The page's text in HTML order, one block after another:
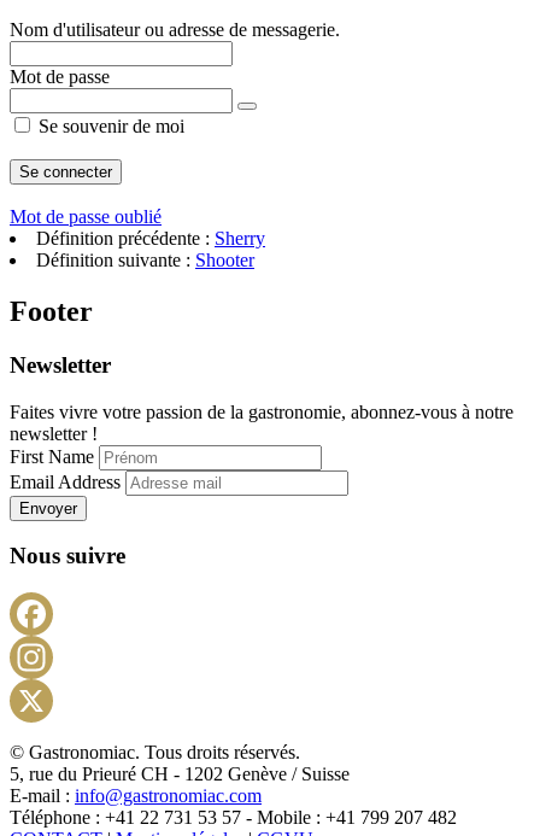
Nom d'utilisateur ou adresse de messagerie.
Mot de passe
Se souvenir de moi
Mot de passe oublié
Définition précédente : Sherry
Définition suivante : Shooter
Footer
Newsletter
Faites vivre votre passion de la gastronomie, abonnez-vous à notre
newsletter !
First Name
Email Address
Envoyer
Nous suivre
X
© Gastronomiac. Tous droits réservés.
5, rue du Prieuré CH - 1202 Genève / Suisse
E-mail : info@gastronomiac.com
Téléphone : +41 22 731 53 57 - Mobile : +41 799 207 482